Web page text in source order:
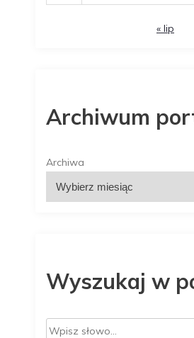
« lip
Archiwum
Archiwa
Wyszukaj w
S